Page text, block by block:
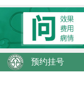
预约挂号